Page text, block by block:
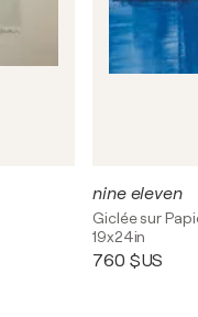
nine eleven
Giclée sur
19x24in
760 $US